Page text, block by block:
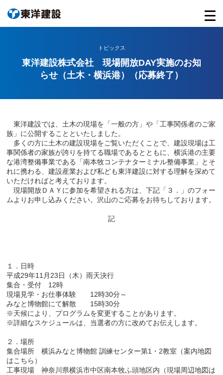
トピックス
東洋建設株式会社 現場開放DAY実施のお知
らせ（土木・横浜港）（応募終了）
東洋建設では、土木の現場を「一般の方」や「工事関係者のご家
族」に公開することといたしました。
多くの方に土木の建設現場をご覧いただくことで、建設現場は工
事関係者の家族が誇りを持てる職場であるとともに、横浜港の主要
な港湾整備事業である「南本牧コンテナターミナル整備事業」とそ
れに携わる、建設産業および私ども東洋建設に対する理解を深めて
いただければと考えております。
現場開放ＤＡＹに参加を希望される方は、下記「３．」のフォー
ムよりお申し込みください。沢山のご応募をお待ちしております。
記
１．日時
平成29年11月23日（木）雨天決行
集合・受付 12時
現場見学・お仕事体験 12時30分～
みなと博物館にて解散 15時30分
※天候により、プログラムを変更することがあります。
※詳細なスケジュールは、当選者の方に改めてお伝えします。
２．場所
集合場所 横浜みなと博物館 訓練センター第1・2教室（案内地図
はこちら ）
工事現場 神奈川県横浜市中区南本牧ふ頭地区内（現場周辺地図は